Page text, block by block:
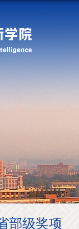
部级奖项